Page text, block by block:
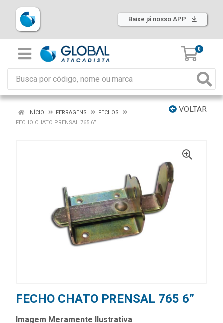
Baixe já nosso APP
0
VOLTAR
INÍCIO FERRAGENS
FECHOS
FECHO CHATO PRENSAL 765 6”
FECHO CHATO PRENSAL 765 6”
Imagem Meramente Ilustrativa